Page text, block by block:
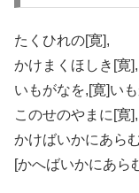
たくひれの[寛],
かけまくほしき[寛],
いもがなを,[寛]い
このせのやまに[寛],
かけばいかにあら
[かへばいかにあら